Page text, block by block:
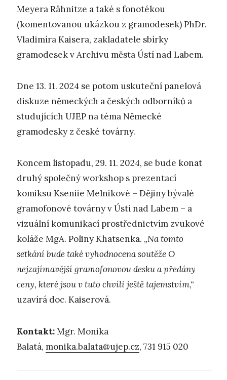
Meyera Rähnitze a také s fonotékou
(komentovanou ukázkou z gramodesek) PhDr.
Vladimíra Kaisera, zakladatele sbírky
gramodesek v Archivu města Ústí nad Labem.
Dne 13. 11. 2024 se potom uskuteční panelová
diskuze německých a českých odborníků a
studujících UJEP na téma Německé
gramodesky z české továrny.
Koncem listopadu, 29. 11. 2024, se bude konat
druhý společný workshop s prezentací
komiksu Kseniie Melnikové – Dějiny bývalé
gramofonové továrny v Ústí nad Labem – a
vizuální komunikací prostřednictvím zvukové
koláže MgA. Poliny Khatsenka. „Na tomto
setkání bude také vyhodnocena soutěže O
nejzajímavější gramofonovou desku a předány
ceny, které jsou v tuto chvíli ještě tajemstvím,“
uzavírá doc. Kaiserová.
Kontakt:Mgr. Monika
Balatá, monika.balata@ujep.cz, 731 915 020